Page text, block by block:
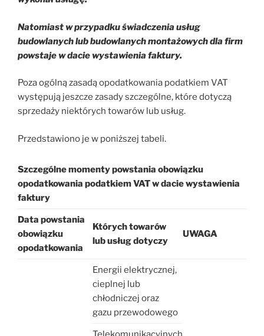
Natomiast w przypadku świadczenia usług
budowlanych lub budowlanych montażowych dla firm
powstaje w dacie wystawienia faktury.
Poza ogólną zasadą opodatkowania podatkiem VAT
występują jeszcze zasady szczególne, które dotyczą
sprzedaży niektórych towarów lub usług.
Przedstawiono je w poniższej tabeli.
Szczególne momenty powstania obowiązku
opodatkowania podatkiem VATw dacie wystawienia
faktury
Data powstania
obowiązku
opodatkowania
Których towarów
lub usług dotyczy
UWAGA
Energii elektrycznej,
cieplnej lub
chłodniczej oraz
gazu przewodowego